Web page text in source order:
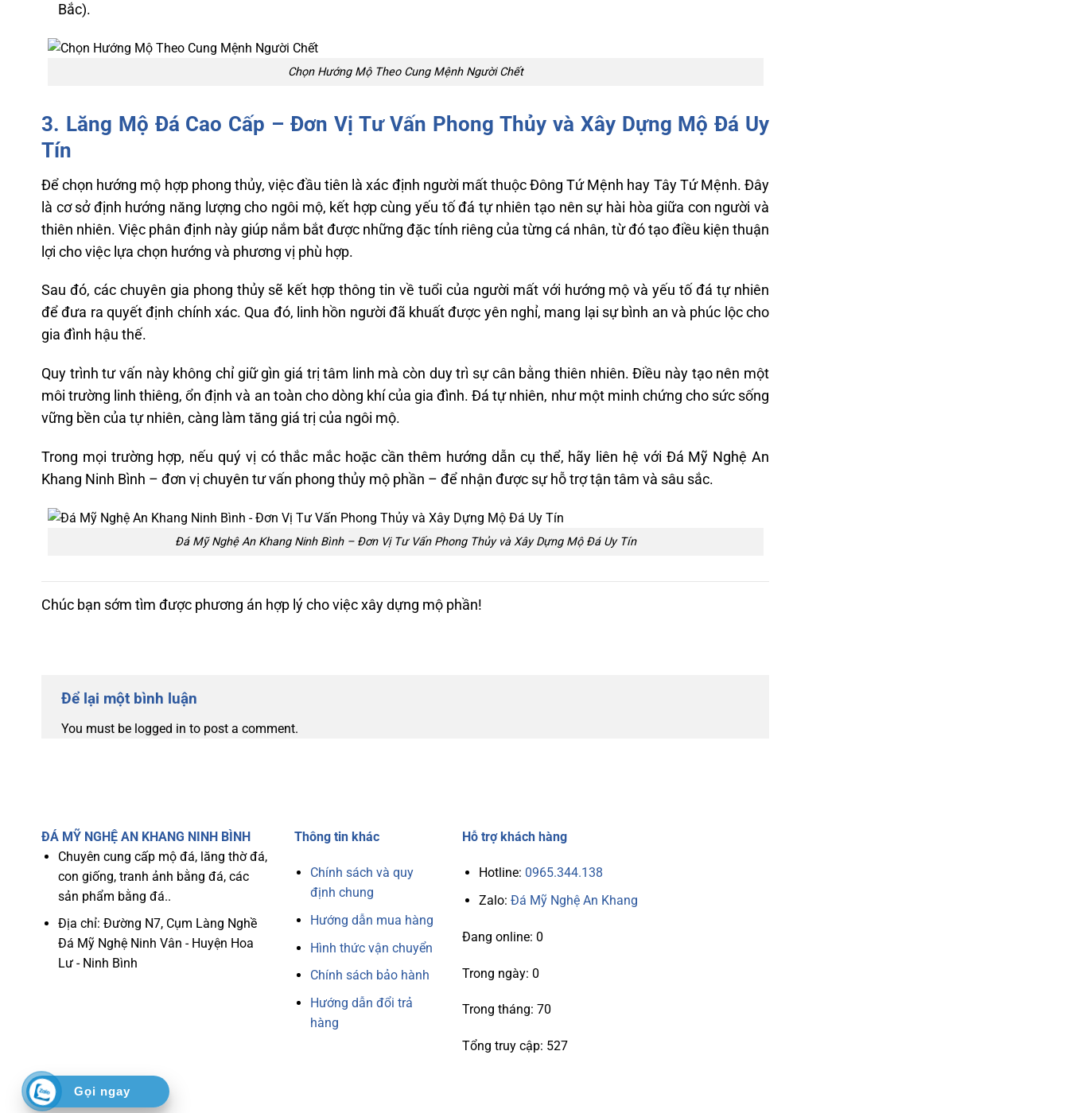
Bắc).
Chọn Hướng Mộ Theo Cung Mệnh Người Chết
3. Lăng Mộ Đá Cao Cấp – Đơn Vị Tư Vấn Phong Thủy và Xây Dựng Mộ Đá Uy
Tín
Để chọn hướng mộ hợp phong thủy, việc đầu tiên là xác định người mất thuộc Đông Tứ Mệnh hay Tây Tứ Mệnh. Đây
là cơ sở định hướng năng lượng cho ngôi mộ, kết hợp cùng yếu tố đá tự nhiên tạo nên sự hài hòa giữa con người và
thiên nhiên.Việc phân định này giúp nắm bắt được những đặc tính riêng của từng cá nhân, từ đó tạo điều kiện thuận
lợi cho việc lựa chọn hướng và phương vị phù hợp.
Sau đó, các chuyên gia phong thủy sẽ kết hợp thông tin về tuổi của người mất với hướng mộ và yếu tố đá tự nhiên
để đưa ra quyết định chính xác. Qua đó, linh hồn người đã khuất được yên nghỉ, mang lại sự bình an và phúc lộc cho
gia đình hậu thế.
Quy trình tư vấn này không chỉ giữ gìn giá trị tâm linh mà còn duy trì sự cân bằng thiên nhiên. Điều này tạo nên một
môi trường linh thiêng, ổn định và an toàn cho dòng khí của gia đình.Đá tự nhiên, như một minh chứng cho sức sống
vững bền của tự nhiên, càng làm tăng giá trị của ngôi mộ.
Trong mọi trường hợp, nếu quý vị có thắc mắc hoặc cần thêm hướng dẫn cụ thể, hãy liên hệ với Đá Mỹ Nghệ An
Khang Ninh Bình – đơn vị chuyên tư vấn phong thủy mộ phần – để nhận được sự hỗ trợ tận tâm và sâu sắc.
Đá Mỹ Nghệ An Khang Ninh Bình – Đơn Vị Tư Vấn Phong Thủy và Xây Dựng Mộ Đá Uy Tín
Chúc bạn sớm tìm được phương án hợp lý cho việc xây dựng mộ phần!
Để lại một bình luận
You must be logged in to post a comment.
ĐÁ MỸ NGHỆ AN KHANG NINH BÌNH
Chuyên cung cấp mộ đá, lăng thờ đá,
con giống, tranh ảnh bằng đá, các
sản phẩm bằng đá..
Địa chỉ: Đường N7, Cụm Làng Nghề
Đá Mỹ Nghệ Ninh Vân - Huyện Hoa
Lư - Ninh Bình
Thông tin khác
Chính sách và quy
định chung
Hướng dẫn mua hàng
Hình thức vận chuyển
Chính sách bảo hành
Hướng dẫn đổi trả
hàng
Hỗ trợ khách hàng
Hotline: 0965.344.138
Zalo: Đá Mỹ Nghệ An Khang
Đang online: 0
Trong ngày: 0
Trong tháng: 70
Tổng truy cập: 527
Gọi ngay